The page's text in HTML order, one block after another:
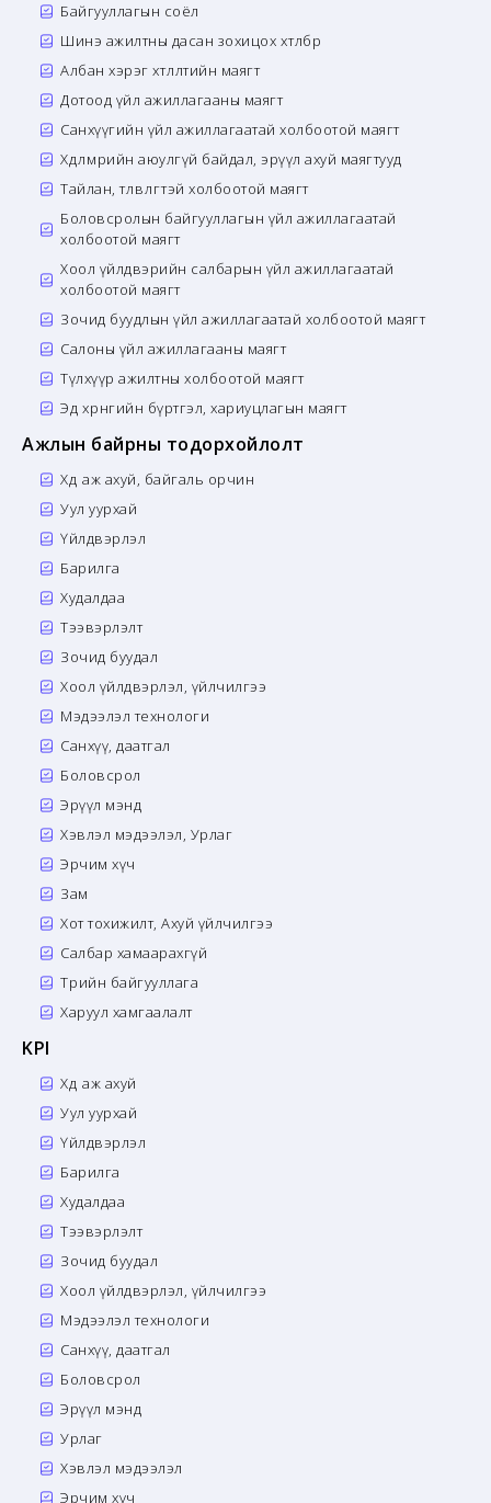
Байгууллагын соёл
Шинэ ажилтны дасан зохицох хөтөлбөр
Албан хэрэг хөтлөлтийн маягт
Дотоод үйл ажиллагааны маягт
Санхүүгийн үйл ажиллагаатай холбоотой маягт
Хөдөлмөрийн аюулгүй байдал, эрүүл ахуй маягтууд
Тайлан, төлөвлөгөөтэй холбоотой маягт
Боловсролын байгууллагын үйл ажиллагаатай
холбоотой маягт
Хоол үйлдвэрийн салбарын үйл ажиллагаатай
холбоотой маягт
Зочид буудлын үйл ажиллагаатай холбоотой маягт
Салоны үйл ажиллагааны маягт
Түлхүүр ажилтны холбоотой маягт
Эд хөрөнгийн бүртгэл, хариуцлагын маягт
Ажлын байрны тодорхойлолт
Хөдөө аж ахуй, байгаль орчин
Уул уурхай
Үйлдвэрлэл
Барилга
Худалдаа
Тээвэрлэлт
Зочид буудал
Хоол үйлдвэрлэл, үйлчилгээ
Мэдээлэл технологи
Санхүү, даатгал
Боловсрол
Эрүүл мэнд
Хэвлэл мэдээлэл, Урлаг
Эрчим хүч
Зам
Хот тохижилт, Ахуй үйлчилгээ
Салбар хамаарахгүй
Төрийн байгууллага
Харуул хамгаалалт
KPI
Хөдөө аж ахуй
Уул уурхай
Үйлдвэрлэл
Барилга
Худалдаа
Тээвэрлэлт
Зочид буудал
Хоол үйлдвэрлэл, үйлчилгээ
Мэдээлэл технологи
Санхүү, даатгал
Боловсрол
Эрүүл мэнд
Урлаг
Хэвлэл мэдээлэл
Эрчим хүч